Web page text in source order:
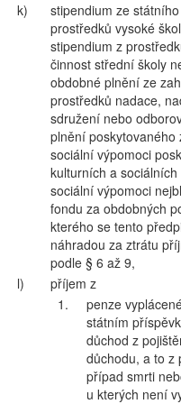
k)
stipendium ze
prostředků vysoké
stipendium z
činnost střední školy
obdobné plnění ze
prostředků nadace,
sdružení nebo
plnění
sociální výpomoci
kulturních a
sociální výpomoci
fondu za obdobných
kterého se tento
náhradou za ztrátu
podle § 6 až 9,
l)
příjem z
1.
penze
státním
důchod z
důchodu, a to z
případ smrti
u kterých není